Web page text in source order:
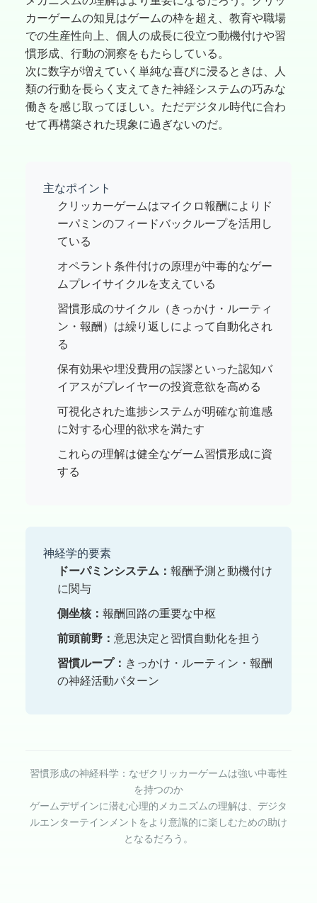
カーゲームの知見はゲームの枠を超え、教育や職場
での生産性向上、個人の成長に役立つ動機付けや習
慣形成、行動の洞察をもたらしている。
次に数字が増えていく単純な喜びに浸るときは、人
類の行動を長らく支えてきた神経システムの巧みな
働きを感じ取ってほしい。ただデジタル時代に合わ
せて再構築された現象に過ぎないのだ。
主なポイント
クリッカーゲームはマイクロ報酬によりド
ーパミンのフィードバックループを活用し
ている
オペラント条件付けの原理が中毒的なゲー
ムプレイサイクルを支えている
習慣形成のサイクル（きっかけ・ルーティ
ン・報酬）は繰り返しによって自動化され
る
保有効果や埋没費用の誤謬といった認知バ
イアスがプレイヤーの投資意欲を高める
可視化された進捗システムが明確な前進感
に対する心理的欲求を満たす
これらの理解は健全なゲーム習慣形成に資
する
神経学的要素
ドーパミンシステム： 報酬予測と動機付け
に関与
側坐核： 報酬回路の重要な中枢
前頭前野： 意思決定と習慣自動化を担う
習慣ループ： きっかけ・ルーティン・報酬
の神経活動パターン
習慣形成の神経科学：なぜクリッカーゲームは強い中毒性
を持つのか
ゲームデザインに潜む心理的メカニズムの理解は、デジタ
ルエンターテインメントをより意識的に楽しむための助け
となるだろう。